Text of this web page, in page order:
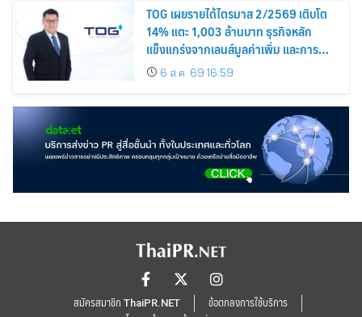
TOG เผยรายได้ไตรมาส 2/2569 เติบโต
14% แตะ 1,003 ล้านบาท ธุรกิจหลัก
แข็งแกร่งจากเลนส์มูลค่าเพิ่ม และการ
ขยายตลาดต่างประเทศ พร้อมเดินหน้า
ลงทุนเพื่อการเติบโตระยะยาว
6 ส.ค. 69 16:59
สมัครสมาชิก ThaiPR.NET
ข้อตกลงการใช้บริการ